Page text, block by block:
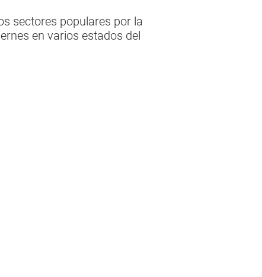
sectores populares por la
en varios estados del